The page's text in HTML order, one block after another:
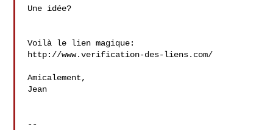
Une idée?
Voilà le lien magique:
http://www.verification-des-liens.com/
Amicalement,
Jean
--